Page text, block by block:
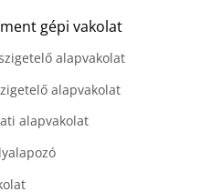
gépi vakolat
alapvakolat
alapvakolat
alapvakolat